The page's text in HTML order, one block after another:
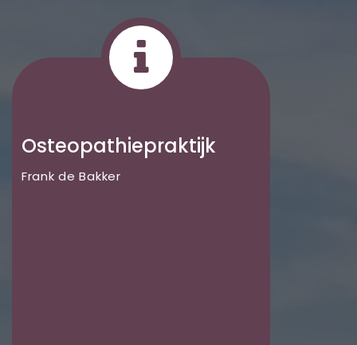
Osteopathiepraktijk
Frank de Bakker